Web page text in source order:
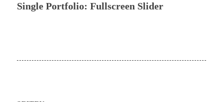
Single Portfolio: Fullscreen Slider